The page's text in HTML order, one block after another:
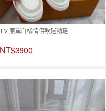
LV 原單白橘情侶款運動鞋
NT$3900